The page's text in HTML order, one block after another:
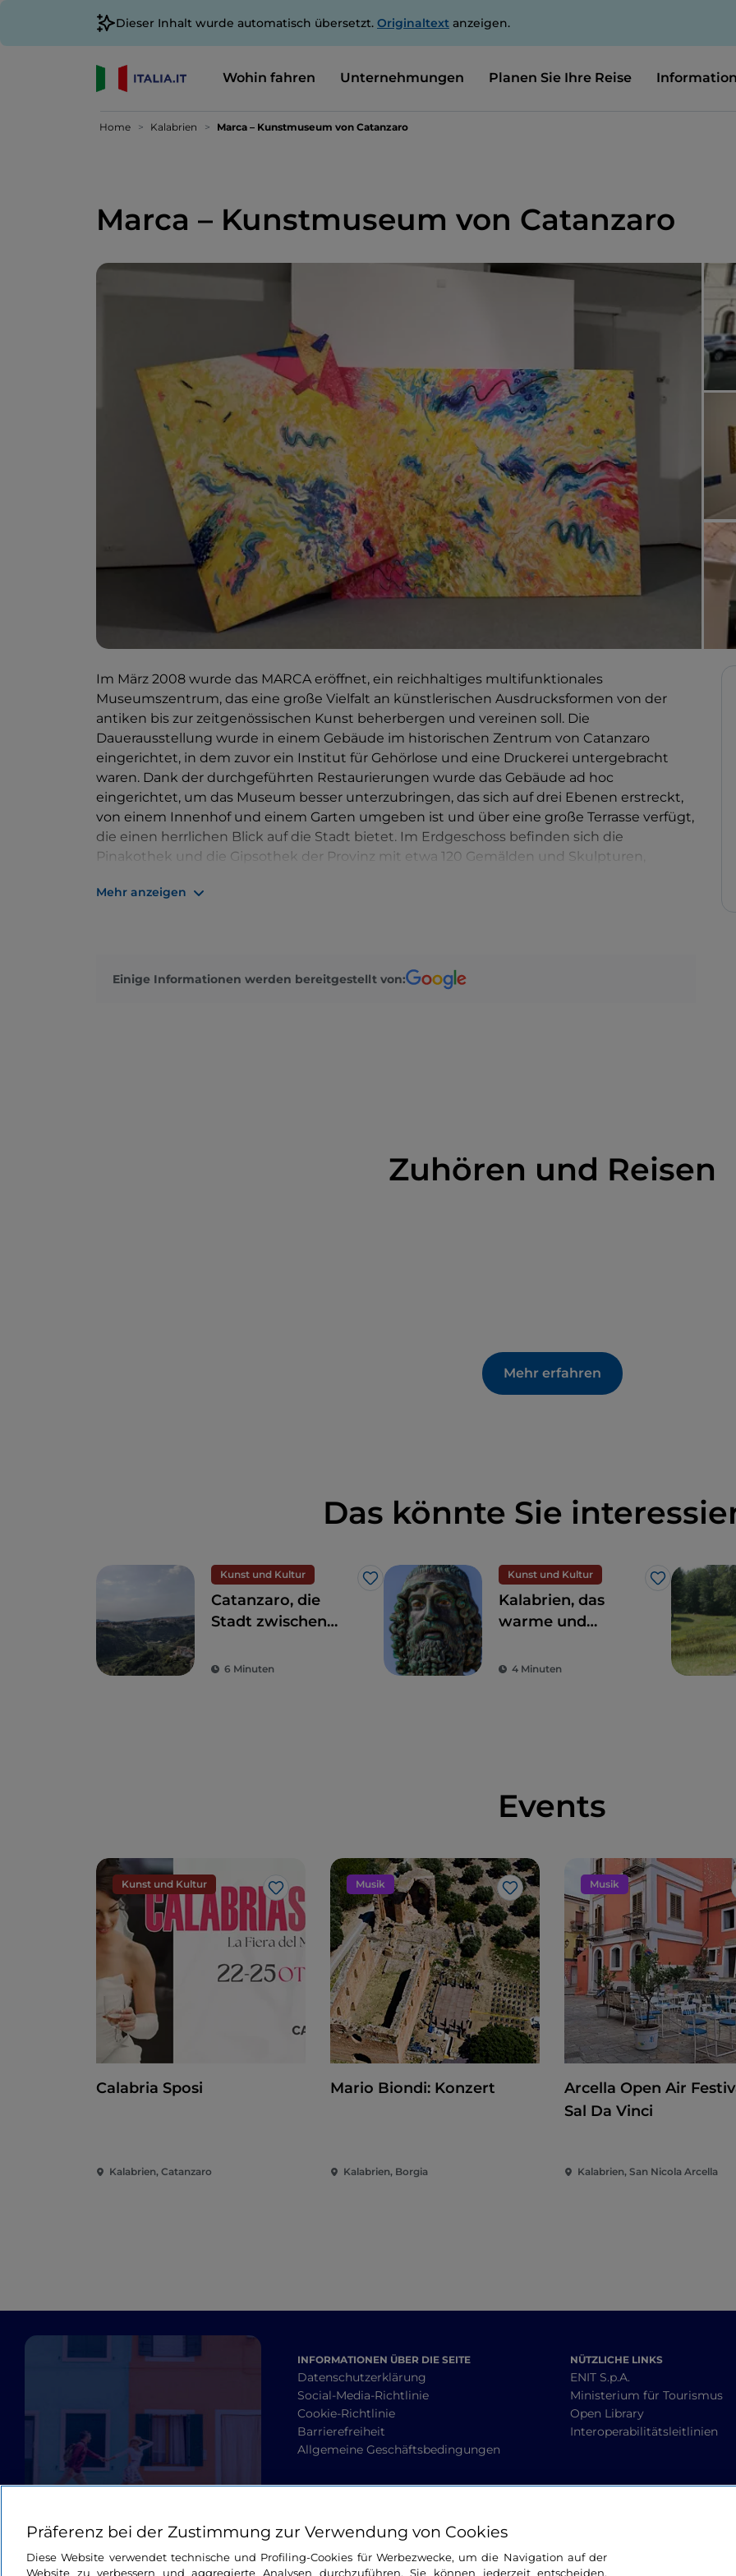
Dieser Inhalt wurde automatisch übersetzt. Originaltext anzeigen.
Wohin fahren Unternehmungen Planen Sie Ihre Reise
Home Kalabrien Marca – Kunstmuseum von Catanzaro
Marca – Kunstmuseum von Catanzaro
Im März 2008 wurde das MARCA eröffnet, ein reichhaltiges multifunktionales
Museumszentrum, das eine große Vielfalt an künstlerischen Ausdrucksformen von der
antiken bis zur zeitgenössischen Kunst beherbergen und vereinen soll. Die
Dauerausstellung wurde in einem Gebäude im historischen Zentrum von Catanzaro
eingerichtet, in dem zuvor ein Institut für Gehörlose und eine Druckerei untergebracht
waren. Dank der durchgeführten Restaurierungen wurde das Gebäude ad hoc
eingerichtet, um das Museum besser unterzubringen, das sich auf drei Ebenen erstreckt,
von einem Innenhof und einem Garten umgeben ist und über eine große Terrasse verfügt,
die einen herrlichen Blick auf die Stadt bietet. Im Erdgeschoss befinden sich die
Pinakothek und die Gipsothek der Provinz mit etwa 120 Gemälden und Skulpturen,
Meister Mimmo Rotella aus Catanzaro, und die Räume für temporäre Ausstellungen
Mehr anzeigen
Einige Informationen werden bereitgestellt von:
Zuhören und Reisen
Mehr erfahren
Das könnte Sie
Kunst und Kultur
Like
Catanzaro, die
Stadt zwischen
6 Minuten
Kunst und Kultur
Like
Kalabrien, das
warme und
der Bronzestatuen
4 Minuten
Events
Kunst und Kultur
Like
Calabria Sposi
Kalabrien, Catanzaro
Musik
Like
Mario Biondi: Konzert
Kalabrien, Borgia
Musik
Arcella Open Air
Sal Da Vinci
Kalabrien, San Nicola Arcella
INFORMATIONEN ÜBER DIE SEITE
Datenschutzerklärung
Social-Media-Richtlinie
Cookie-Richtlinie
Barrierefreiheit
Allgemeine Geschäftsbedingungen
NÜTZLICHE LINKS
ENIT S.p.A.
Ministerium für Tourismus
Open Library
Interoperabilitätsleitlinien
Präferenz bei der Zustimmung zur Verwendung von Cookies
Diese Website verwendet technische und Profiling-Cookies für Werbezwecke, um die Navigation auf der
Website zu verbessern und aggregierte Analysen durchzuführen. Sie können jederzeit entscheiden,